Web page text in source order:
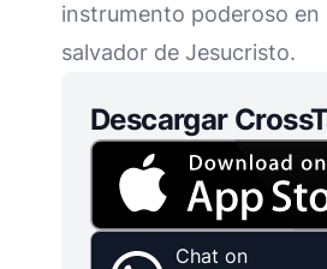
instrumento poderoso en
salvador de Jesucristo.
Descargar
Chat on